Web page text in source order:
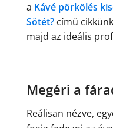
a Kávé pörkölés
Sötét?című
majd az ideális
Megéri a
Reálisan nézve,